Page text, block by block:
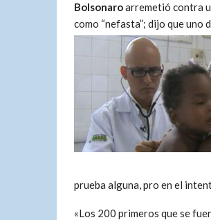
Bolsonaroarremetió contra
como “nefasta”; dijo que uno
prueba alguna, pro en el
«Los 200 primeros que se